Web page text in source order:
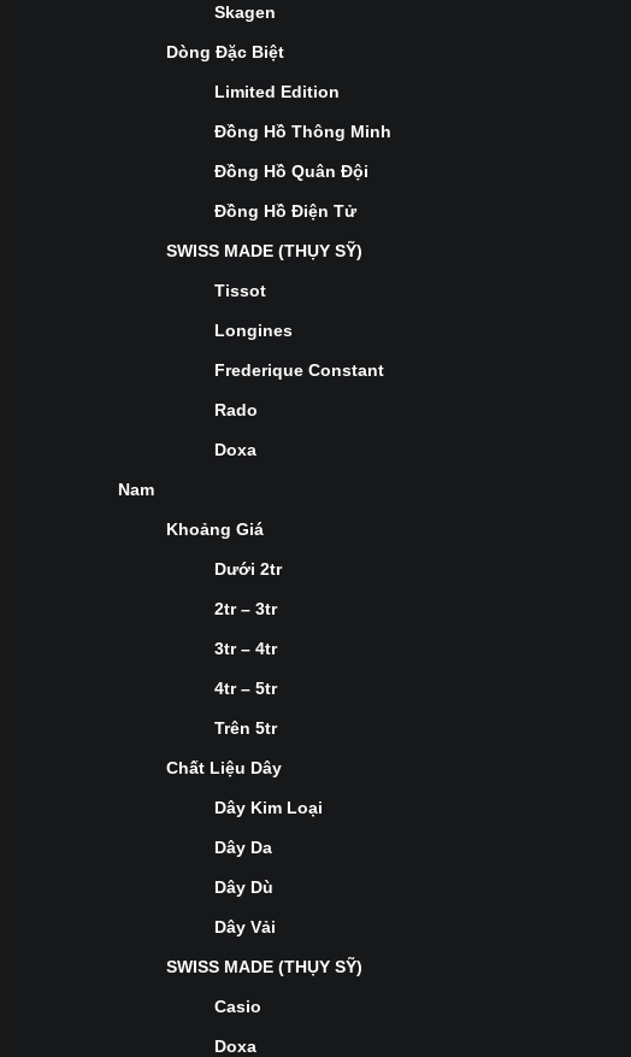
Skagen
Dòng Đặc Biệt
Limited Edition
Đồng Hồ Thông Minh
Đồng Hồ Quân Đội
Đồng Hồ Điện Tử
SWISS MADE (THỤY SỸ)
Tissot
Longines
Frederique Constant
Rado
Doxa
Nam
Khoảng Giá
Dưới 2tr
2tr – 3tr
3tr – 4tr
4tr – 5tr
Trên 5tr
Chất Liệu Dây
Dây Kim Loại
Dây Da
Dây Dù
Dây Vải
SWISS MADE (THỤY SỸ)
Casio
Doxa